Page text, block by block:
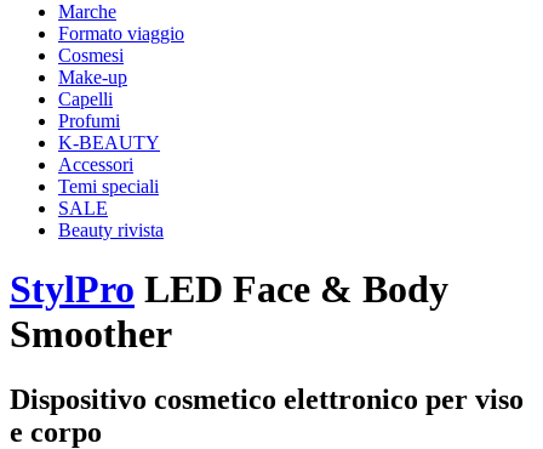
Marche
Formato viaggio
Cosmesi
Make-up
Capelli
Profumi
K-BEAUTY
Accessori
Temi speciali
SALE
Beauty rivista
StylPro LED Face & Body
Smoother
Dispositivo cosmetico elettronico per viso
e corpo